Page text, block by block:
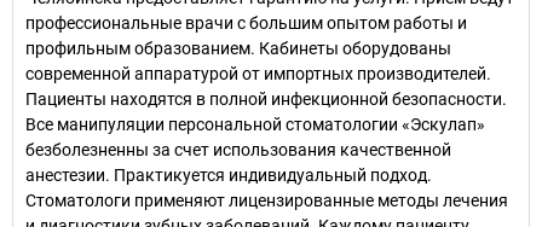
профессиональные врачи с большим опытом работы и
профильным образованием. Кабинеты оборудованы
современной аппаратурой от импортных производителей.
Пациенты находятся в полной инфекционной безопасности.
Все манипуляции персональной стоматологии «Эскулап»
безболезненны за счет использования качественной
анестезии. Практикуется индивидуальный подход.
Стоматологи применяют лицензированные методы лечения